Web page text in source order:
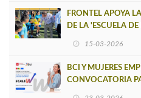
FRONTEL APOYA
DE LA 'ESCUELA
15-03-2026
BCI Y MUJERES
CONVOCATORIA